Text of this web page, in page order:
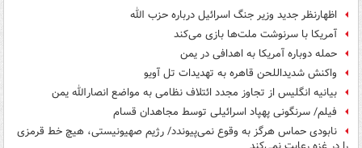
اظهارنظر جدید وزیر جنگ اسرائیل درباره حزب الله
آمریکا با سرنوشت ملت‌ها بازی می‌کند
حمله دوباره آمریکا به اهدافی در یمن
واکنش شدیداللحن قاهره به تهدیدات تل آویو
بیانیه انگلیس از تجاوز مجدد ائتلاف نظامی به مواضع انصارالله یمن
فیلم/ سرنگونی پهپاد اسرائیلی توسط مجاهدان قسام
نابودی حماس هرگز به وقوع نمی‌پیوندد/ رژیم صهیونیستی، هیچ خط قرمزی